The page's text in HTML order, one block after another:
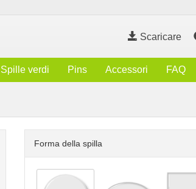
Scaricare
Spille verdi Pins Accessori FAQ
Forma della spilla